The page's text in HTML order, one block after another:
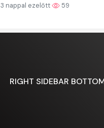
3 nappal ezelőtt 59
RIGHT SIDEBAR